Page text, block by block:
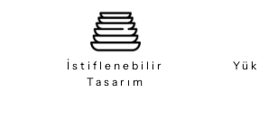
İstiflenebilir
Tasarım